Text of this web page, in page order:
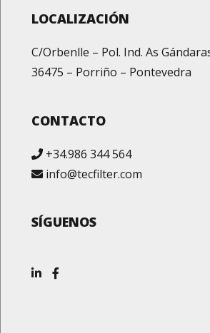
LOCALIZACIÓN
C/Orbenlle – Pol. Ind. As
36475 – Porriño – Pontevedra
CONTACTO
+34.986 344 564
info@tecfilter.com
SÍGUENOS